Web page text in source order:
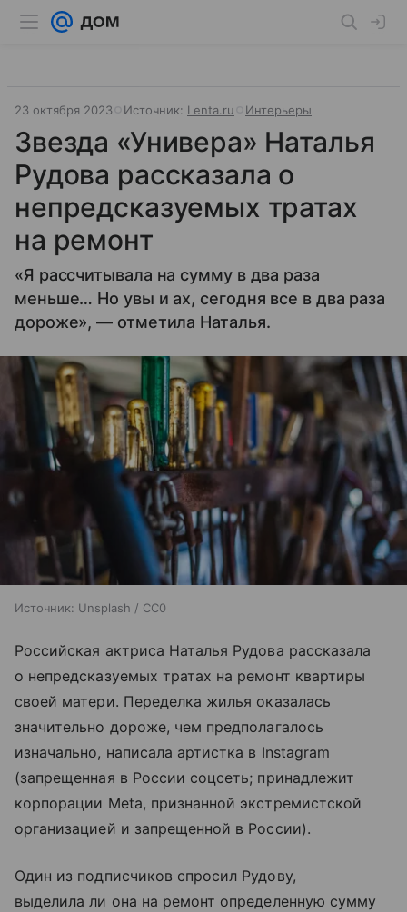
23 октября 2023 Источник: Lenta.ru Интерьеры
Звезда «Универа» Наталья
Рудова рассказала о
непредсказуемых тратах
на ремонт
«Я рассчитывала на сумму в два раза
меньше… Но увы и ах, сегодня все в два раза
дороже», — отметила Наталья.
Источник: Unsplash / CC0
Российская актриса Наталья Рудова рассказала
о непредсказуемых тратах на ремонт квартиры
своей матери. Переделка жилья оказалась
значительно дороже, чем предполагалось
изначально, написала артистка в Instagram
(запрещенная в России соцсеть; принадлежит
корпорации Meta, признанной экстремистской
организацией и запрещенной в России).
Один из подписчиков спросил Рудову,
выделила ли она на ремонт определенную сумму